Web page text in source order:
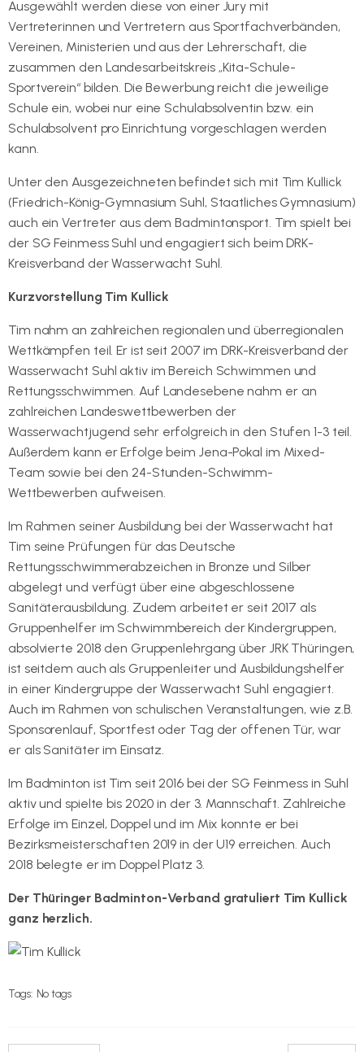
Ausgewählt werden diese von einer Jury mit
Vertreterinnen und Vertretern aus Sportfachverbänden,
Vereinen, Ministerien und aus der Lehrerschaft, die
zusammen den Landesarbeitskreis „Kita-Schule-
Sportverein“ bilden. Die Bewerbung reicht die jeweilige
Schule ein, wobei nur eine Schulabsolventin bzw. ein
Schulabsolvent pro Einrichtung vorgeschlagen werden
kann.
Unter den Ausgezeichneten befindet sich mit Tim Kullick
(Friedrich-König-Gymnasium Suhl, Staatliches Gymnasium)
auch ein Vertreter aus dem Badmintonsport. Tim spielt bei
der SG Feinmess Suhl und engagiert sich beim DRK-
Kreisverband der Wasserwacht Suhl.
Kurzvorstellung Tim Kullick
Tim nahm an zahlreichen regionalen und überregionalen
Wettkämpfen teil. Er ist seit 2007 im DRK-Kreisverband der
Wasserwacht Suhl aktiv im Bereich Schwimmen und
Rettungsschwimmen. Auf Landesebene nahm er an
zahlreichen Landeswettbewerben der
Wasserwachtjugend sehr erfolgreich in den Stufen 1-3 teil.
Außerdem kann er Erfolge beim Jena-Pokal im Mixed-
Team sowie bei den 24-Stunden-Schwimm-
Wettbewerben aufweisen.
Im Rahmen seiner Ausbildung bei der Wasserwacht hat
Tim seine Prüfungen für das Deutsche
Rettungsschwimmerabzeichen in Bronze und Silber
abgelegt und verfügt über eine abgeschlossene
Sanitäterausbildung. Zudem arbeitet er seit 2017 als
Gruppenhelfer im Schwimmbereich der Kindergruppen,
absolvierte 2018 den Gruppenlehrgang über JRK Thüringen,
ist seitdem auch als Gruppenleiter und Ausbildungshelfer
in einer Kindergruppe der Wasserwacht Suhl engagiert.
Auch im Rahmen von schulischen Veranstaltungen, wie z.B.
Sponsorenlauf, Sportfest oder Tag der offenen Tür, war
er als Sanitäter im Einsatz.
Im Badminton ist Tim seit 2016 bei der SG Feinmess in Suhl
aktiv und spielte bis 2020 in der 3. Mannschaft. Zahlreiche
Erfolge im Einzel, Doppel und im Mix konnte er bei
Bezirksmeisterschaften 2019 in der U19 erreichen. Auch
2018 belegte er im Doppel Platz 3.
Der Thüringer Badminton-Verband gratuliert Tim Kullick
ganz herzlich.
Tags: No tags